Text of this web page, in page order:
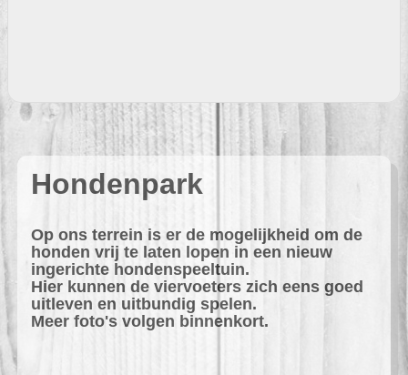
Hondenpark
Op ons terrein is er de mogelijkheid om de
honden vrij te laten lopen in een nieuw
ingerichte hondenspeeltuin.
Hier kunnen de viervoeters zich eens goed
uitleven en uitbundig spelen.
Meer foto's volgen binnenkort.